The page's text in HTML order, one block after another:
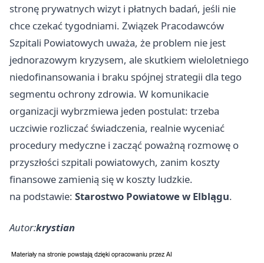
stronę prywatnych wizyt i płatnych badań, jeśli nie
chce czekać tygodniami. Związek Pracodawców
Szpitali Powiatowych uważa, że problem nie jest
jednorazowym kryzysem, ale skutkiem wieloletniego
niedofinansowania i braku spójnej strategii dla tego
segmentu ochrony zdrowia. W komunikacie
organizacji wybrzmiewa jeden postulat: trzeba
uczciwie rozliczać świadczenia, realnie wyceniać
procedury medyczne i zacząć poważną rozmowę o
przyszłości szpitali powiatowych, zanim koszty
finansowe zamienią się w koszty ludzkie.
na podstawie: Starostwo Powiatowe w Elblągu.
Autor:krystian